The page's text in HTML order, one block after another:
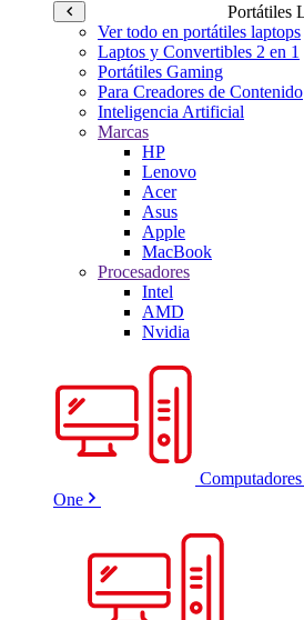
Portátiles
Ver todo en portátiles laptops
Laptos y Convertibles 2 en 1
Portátiles Gaming
Para Creadores de Contenido
Inteligencia Artificial
Marcas
HP
Lenovo
Acer
Asus
Apple
MacBook
Procesadores
Intel
AMD
Nvidia
One